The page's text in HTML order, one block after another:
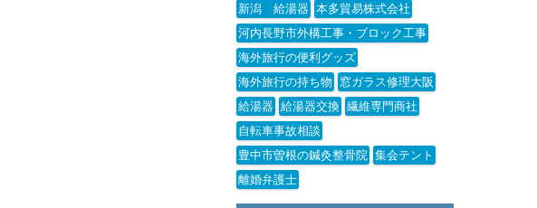
新潟 給湯器 本多貿易株式会社
河内長野市外構工事・ブロック工事
海外旅行の便利グッズ
海外旅行の持ち物
窓ガラス修理大阪
給湯器 給湯器交換 繊維専門商社
自転車事故相談
豊中市曽根の鍼灸整骨院 集会テント
離婚弁護士